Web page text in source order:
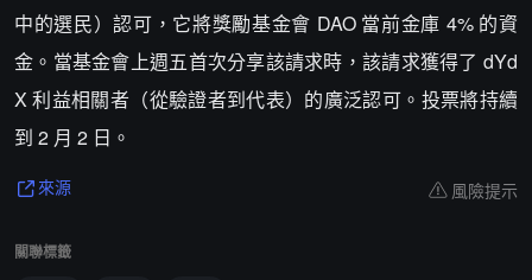
中的選民）認可，它將獎勵基金會 DAO 當前金庫 4% 的資
金。當基金會上週五首次分享該請求時，該請求獲得了 dYd
X 利益相關者（從驗證者到代表）的廣泛認可。投票將持續
到 2 月 2 日。
來源 風險提示
關聯標籤